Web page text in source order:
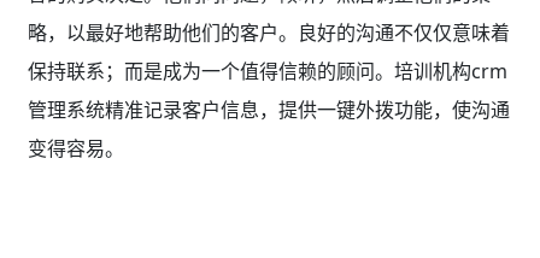
略，以最好地帮助他们的客户。良好的沟通不仅仅意味着
保持联系；而是成为一个值得信赖的顾问。培训机构crm
管理系统精准记录客户信息，提供一键外拨功能，使沟通
变得容易。